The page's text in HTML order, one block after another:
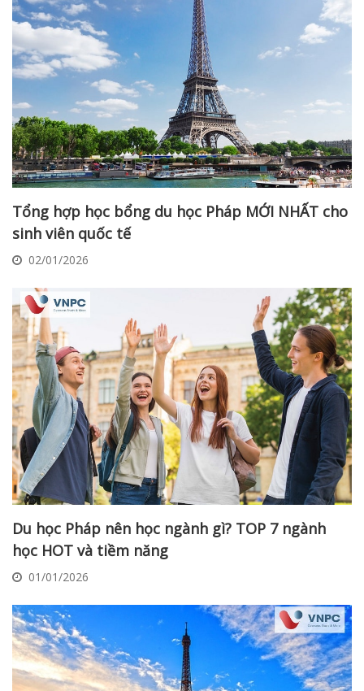
Tổng hợp học bổng du học Pháp MỚI NHẤT cho
sinh viên quốc tế
02/01/2026
Du học Pháp nên học ngành gì? TOP 7 ngành
học HOT và tiềm năng
01/01/2026